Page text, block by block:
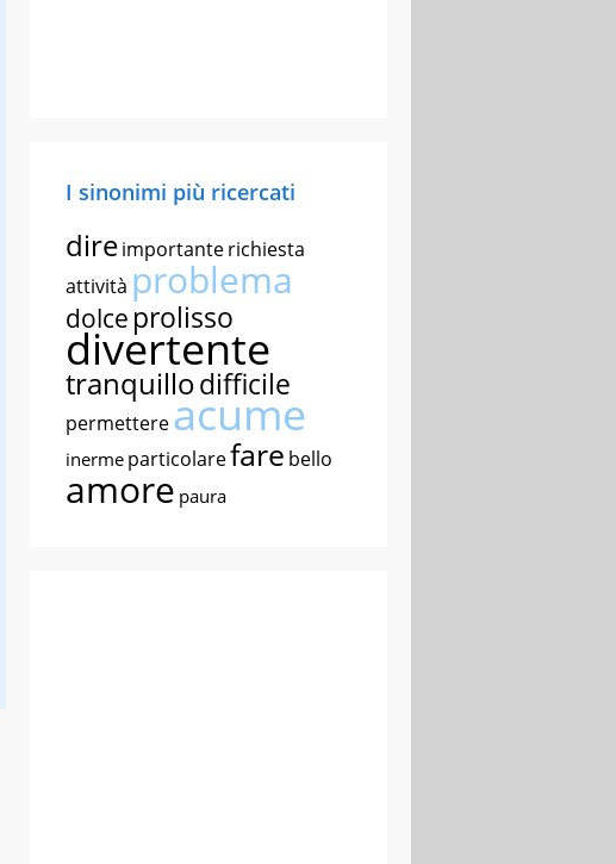
I sinonimi più ricercati
direimportanterichiesta
attività problema
dolce prolisso
divertente
tranquillodifficile
permettereacume
inerme particolarefare bello
amore paura